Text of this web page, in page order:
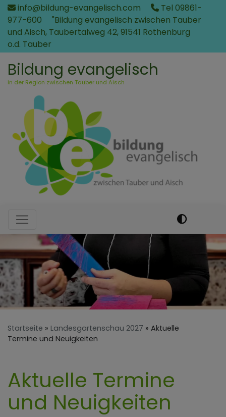
Direkt
zum
Inhalt
info@bildung-evangelisch.com
Tel 09861-
977-600
"Bildung evangelisch zwischen Tauber
und Aisch, Taubertalweg 42, 91541 Rothenburg
o.d. Tauber
Bildung evangelisch
in der Region zwischen Tauber und Aisch
Hauptnavigation
Startseite Landesgartenschau 2027
Aktuelle
Termine und Neuigkeiten
Aktuelle Termine
und Neuigkeiten